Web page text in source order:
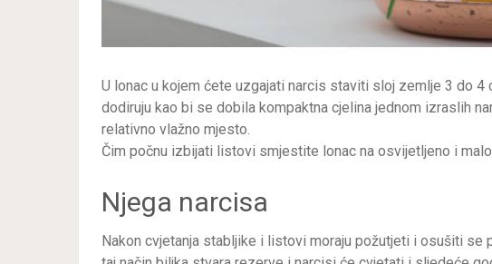
U lonac u kojem ćete uzgajati narcis staviti sloj zemlje 3 do
dodiruju kao bi se dobila kompaktna cjelina jednom izraslih
relativno vlažno mjesto.
Čim počnu izbijati listovi smjestite lonac na osvijetljeno i
Njega narcisa
Nakon cvjetanja stabljike i listovi moraju požutjeti i osušiti se